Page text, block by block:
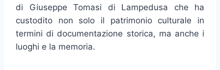
di Giuseppe Tomasi di Lampedusa che ha
custodito non solo il patrimonio culturale in
termini di documentazione storica, ma anche i
luoghi e la memoria.